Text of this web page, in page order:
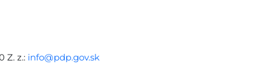
Z. z.: info@pdp.gov.sk